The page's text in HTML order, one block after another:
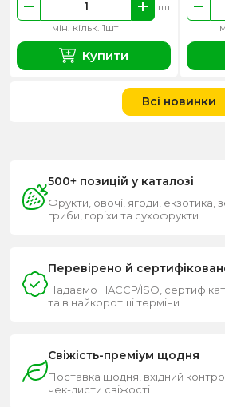
мін. кільк. 1шт
шт
Купити
Всі новинки
500+ позицій у каталозі
Фрукти, овочі, ягоди, екзотика,
гриби, горіхи та сухофрукти
Перевірено й
Надаємо HACCP/ISO,
та в найкоротші терміни
Свіжість-преміум щодня
Поставка щодня, вхідний
чек-листи свіжості